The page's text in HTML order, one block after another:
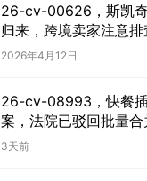
26-cv-00626，斯凯
归来，跨境卖家注意
险！
2026年4月12日
26-cv-08993，快餐
案，法院已驳回批量
不要掉以轻心！
3天前